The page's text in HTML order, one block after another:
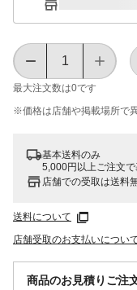
最大注文数は0です
※価格は​店舗や​掲載場所で​
基本送料のみ
5,000円以上ご注文
店舗での受取は送料
送料について
店舗受取のお支払いについ
商品のお見積りご注